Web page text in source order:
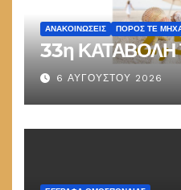
ΑΝΑΚΟΙΝΏΣΕΙΣ ΠΌΡΟΣ ΤΕ
33η
6 ΑΥΓΟΎΣΤΟΥ 2026